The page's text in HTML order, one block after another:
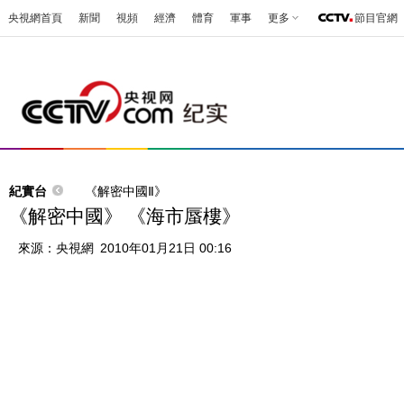
央視網首頁 新聞 視頻 經濟 體育 軍事 更多 節目官網
紀實台 《解密中國Ⅱ》
《解密中國》 《海市蜃樓》
來源： 央視網 2010年01月21日 00:16